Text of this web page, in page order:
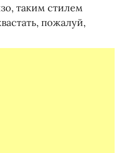
таким стилем
пожалуй,